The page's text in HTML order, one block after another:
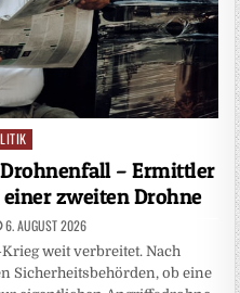
– Ermittler
zweiten Drohne
6. AUGUST 2026
weit verbreitet. Nach
Sicherheitsbehörden, ob eine